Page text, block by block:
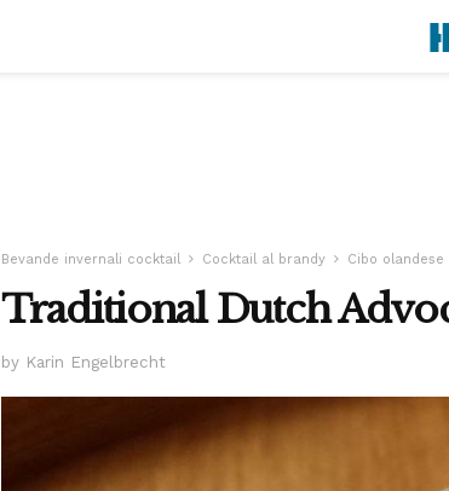
Bevande invernali cocktail Cocktail al brandy Cibo olandese
Traditional Dutch
by Karin Engelbrecht